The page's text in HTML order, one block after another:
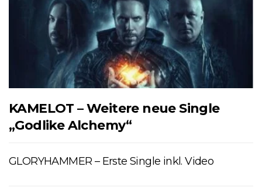
KAMELOT – Weitere neue Single
„Godlike Alchemy“
GLORYHAMMER – Erste Single inkl. Video